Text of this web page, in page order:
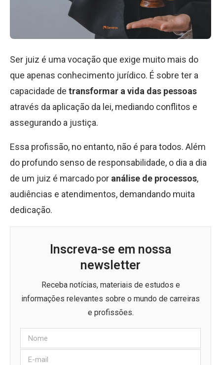
Ser juiz é uma vocação que exige muito mais do
que apenas conhecimento jurídico. É sobre ter a
capacidade de transformar a vida das pessoas
através da aplicação da lei, mediando conflitos e
assegurando a justiça.
Essa profissão, no entanto, não é para todos. Além
do profundo senso de responsabilidade, o dia a dia
de um juiz é marcado por análise de processos,
audiências e atendimentos, demandando muita
dedicação.
Inscreva-se em nossa
newsletter
Receba notícias, materiais de estudos e
informações relevantes sobre o mundo de carreiras
e profissões.